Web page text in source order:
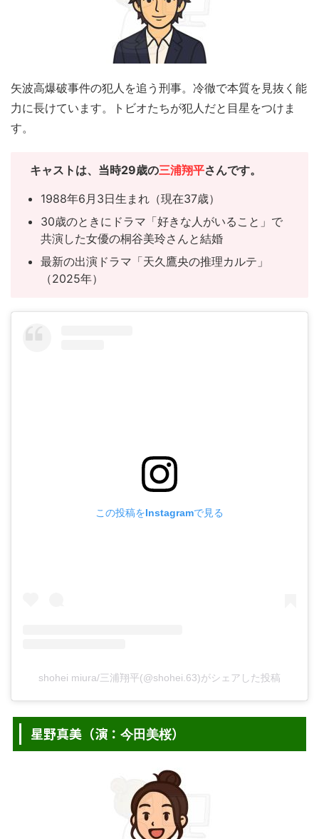
矢波高爆破事件の犯人を追う刑事。冷徹で本質を見抜く能
力に長けています。トビオたちが犯人だと目星をつけま
す。
キャスト は、当時29歳の三浦翔平さんです。
1988年6月3日生まれ（現在37歳）
30歳のときにドラマ「好きな人がいること」で
共演した女優の桐谷美玲さんと結婚
最新の出演ドラマ「天久鷹央の推理カルテ」
（2025年）
この投稿をInstagramで見る
shohei miura/三浦翔平(@shohei.63)がシェアした投稿
星野真美（演：今田美桜）